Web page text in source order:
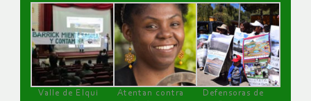
Valle de Elqui
Atentan contra
Defensoras de